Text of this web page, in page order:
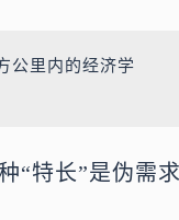
公里内的经济学
“特长”是伪需